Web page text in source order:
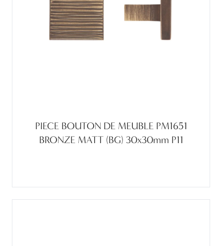
PIECE BOUTON DE MEUBLE PM1651
BRONZE MATT (BG) 30x30mm P11